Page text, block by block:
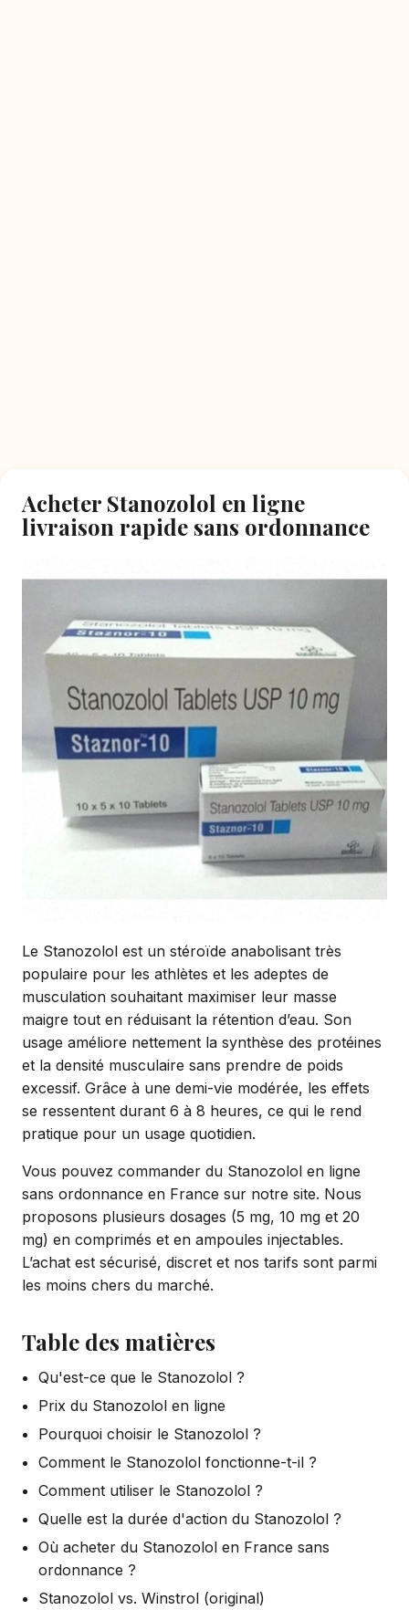
Acheter Stanozolol en ligne
livraison rapide sans ordonnance
Le Stanozolol est un stéroïde anabolisant très
populaire pour les athlètes et les adeptes de
musculation souhaitant maximiser leur masse
maigre tout en réduisant la rétention d’eau. Son
usage améliore nettement la synthèse des protéines
et la densité musculaire sans prendre de poids
excessif. Grâce à une demi-vie modérée, les effets
se ressentent durant 6 à 8 heures, ce qui le rend
pratique pour un usage quotidien.
Vous pouvez commander du Stanozolol en ligne
sans ordonnance en France sur notre site. Nous
proposons plusieurs dosages (5 mg, 10 mg et 20
mg) en comprimés et en ampoules injectables.
L’achat est sécurisé, discret et nos tarifs sont parmi
les moins chers du marché.
Table des matières
Qu'est-ce que le Stanozolol ?
Prix du Stanozolol en ligne
Pourquoi choisir le Stanozolol ?
Comment le Stanozolol fonctionne-t-il ?
Comment utiliser le Stanozolol ?
Quelle est la durée d'action du Stanozolol ?
Où acheter du Stanozolol en France sans
ordonnance ?
Stanozolol vs. Winstrol (original)